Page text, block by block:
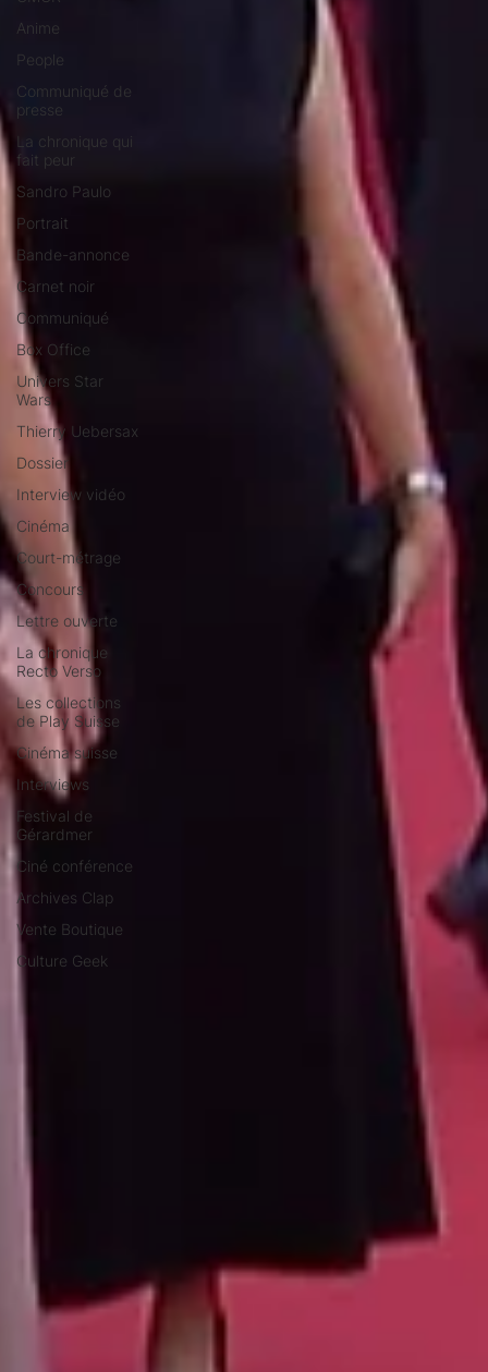
Anime
People
Communiqué de
presse
La chronique qui
fait peur
Sandro Paulo
Portrait
Bande-annonce
Carnet noir
Communiqué
Box Office
Univers Star
Wars
Thierry Uebersax
Dossier
Interview vidéo
Cinéma
Court-métrage
Concours
Lettre ouverte
La chronique
Recto Verso
Les collections
de Play Suisse
Cinéma suisse
Interviews
Festival de
Gérardmer
Ciné conférence
Archives Clap
Vente Boutique
Culture Geek